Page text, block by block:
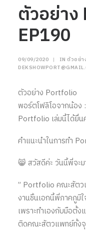
ตัวอย่า
EP190
09/09/2020 | IN ตัวอย่า
ตัวอย่าง Portfolio
พอร์ตโฟลิโอจากน้อ
Portfolio เล่มนี้ได้ยื่
คำแนะนำในการทำ
😸 สวัสดีค่ะ วันนี้พี่จะ
” Portfolio คณะสัตว
งานชิ้นเอกนี้พี่ภาคภูมิ
เพราะทำเองกับมือตั้
ติดคณะสัตวแพทย์ทั้งจุ